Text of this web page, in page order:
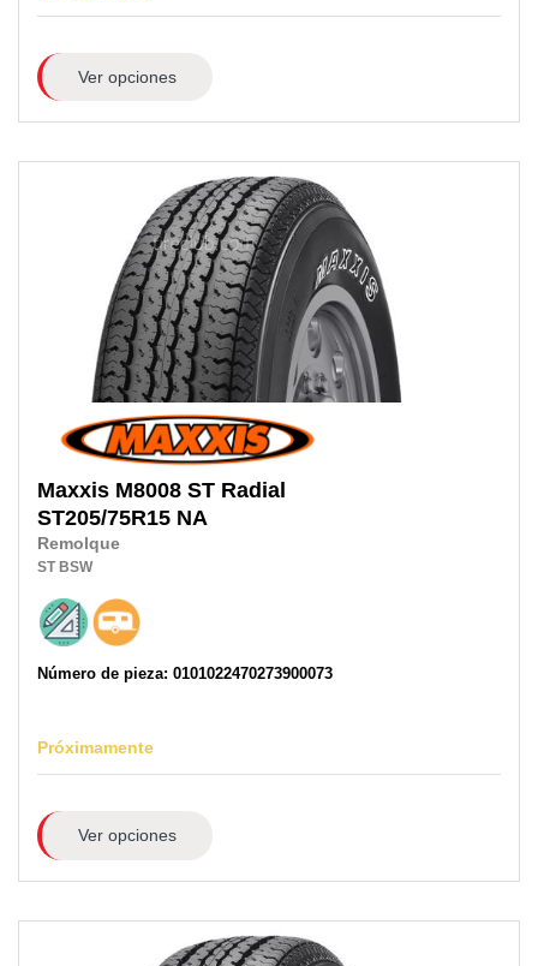
Ver opciones
Maxxis M8008 ST Radial
ST205/75R15 NA
Remolque
ST BSW
Número de pieza: 0101022470273900073
Próximamente
Ver opciones